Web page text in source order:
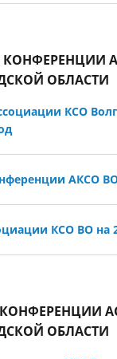
КОНФЕРЕНЦИИ
ОБЛАСТИ
КСО
АКСО
КСО ВО на
ОБЛАСТИ